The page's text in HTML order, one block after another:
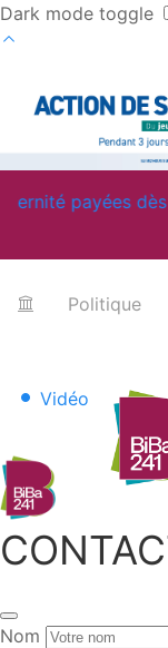
Dark mode toggle
dès le 10
Politique
Vidéo
Nom